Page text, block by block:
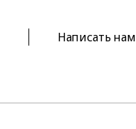
Написать нам